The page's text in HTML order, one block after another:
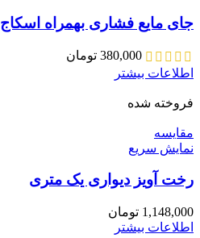
جای مایع فشاری بهمراه اسکاج
380,000 تومان
اطلاعات بیشتر
فروخته شده
مقايسه
نمایش سریع
رخت آویز دیواری یک متری
1,148,000 تومان
اطلاعات بیشتر